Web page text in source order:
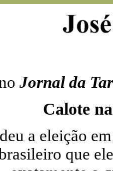
Jornal da
Calote
a eleição
que